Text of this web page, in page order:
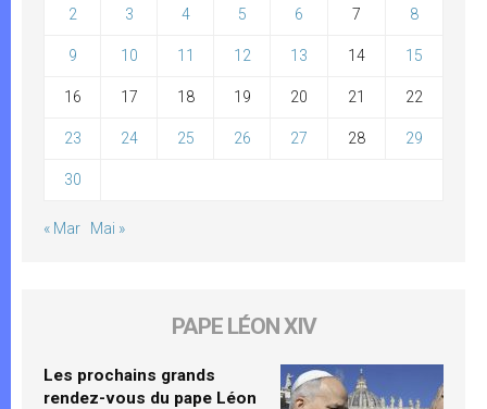
2 3 4 5 6 7 8
9 10 11 12 13 14 15
16 17 18 19 20 21 22
23 24 25 26 27 28 29
30
« Mar Mai »
PAPE LÉON XIV
Les prochains grands
rendez-vous du pape Léon